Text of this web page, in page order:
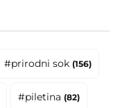
#prirodni sok (156)
#piletina (82)